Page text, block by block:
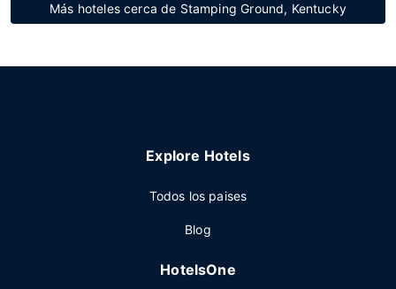
Más hoteles cerca de Stamping Ground, Kentucky
Explore Hotels
Todos los paises
Blog
HotelsOne